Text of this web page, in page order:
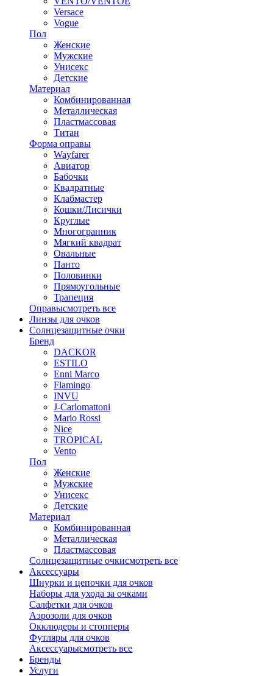
Versace
Vogue
Пол
Женские
Мужские
Унисекс
Детские
Материал
Комбинированная
Металлическая
Пластмассовая
Титан
Форма оправы
Wayfarer
Авиатор
Бабочки
Квадратные
Клабмастер
Кошки/Лисички
Круглые
Многогранник
Мягкий квадрат
Овальные
Панто
Половинки
Прямоугольные
Трапеция
Оправысмотреть все
Линзы для очков
Солнцезащитные очки
Бренд
DACKOR
ESTILO
Enni Marco
Flamingo
INVU
J-Carlomattoni
Mario Rossi
Nice
TROPICAL
Vento
Пол
Женские
Мужские
Унисекс
Детские
Материал
Комбинированная
Металлическая
Пластмассовая
Солнцезащитные очкисмотреть все
Аксессуары
Шнурки и цепочки для очков
Наборы для ухода за очками
Салфетки для очков
Аэрозоли для очков
Окклюдеры и стопперы
Футляры для очков
Аксессуарысмотреть все
Бренды
Услуги